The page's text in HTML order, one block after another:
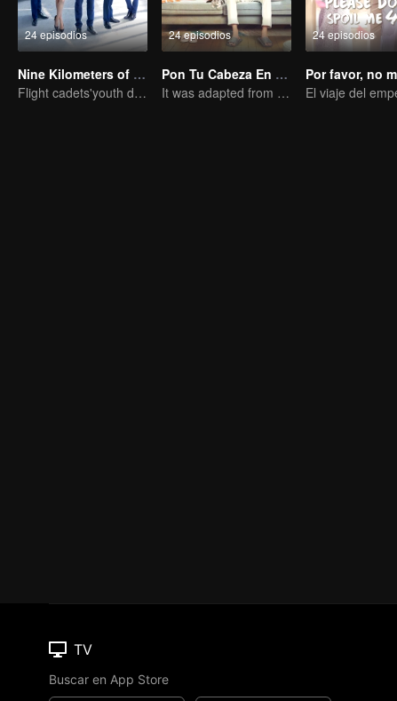
24 episodios
Nine Kilometers of Love
Flight cadets'youth dream-driven journey
24 episodios
Pon Tu Cabeza En Mi Hombro
It was adapted from the same series of novels as "A Love so Beautiful"
24 episodios
TV
Buscar en App Store